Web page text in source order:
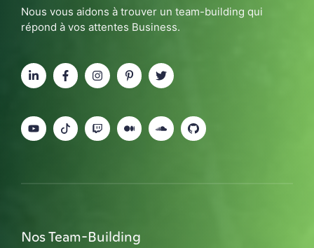
Nous vous aidons à trouver un team-building qui
répond à vos attentes Business.
Nos Team-Building